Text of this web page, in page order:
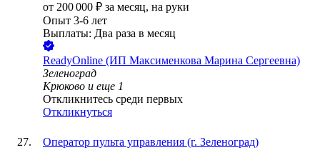
от 200 000 ₽ за месяц, на руки
Опыт 3-6 лет
Выплаты: Два раза в месяц
ReadyOnline (ИП Максименкова Марина Сергеевна)
Зеленоград
Крюково и еще 1
Откликнитесь среди первых
Откликнуться
Оператор пульта управления (г. Зеленоград)